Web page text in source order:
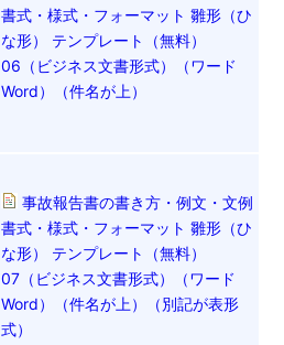
書式・様式・フォーマット 雛形（ひ
な形） テンプレート（無料）
06（ビジネス文書形式）（ワード
Word）（件名が上）
事故報告書の書き方・例文・文例
書式・様式・フォーマット 雛形（ひ
な形） テンプレート（無料）
07（ビジネス文書形式）（ワード
Word）（件名が上）（別記が表形
式）